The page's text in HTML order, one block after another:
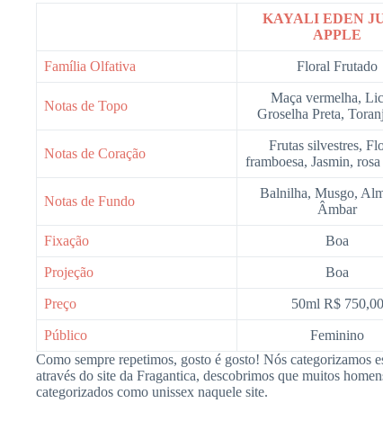
KAYALI EDEN
APPLE
Família Olfativa Floral Frutado
Notas de Topo
Maça vermelha,
Groselha Preta,
Notas de Coração
Frutas silvestres,
framboesa, Jasmin,
Notas de Fundo
Balnilha, Musgo,
Âmbar
Fixação Boa
Projeção Boa
Preço 50ml R$ 750,00
Público Feminino
Como sempre repetimos, gosto é gosto! Nós categorizamos
através do site da Fragantica, descobrimos que muitos
categorizados como unissex naquele site.